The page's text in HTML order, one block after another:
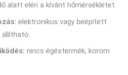
alatt eléri a kívánt hőmérsékletet.
elektronikus vagy beépített
állítható.
nincs égéstermék, korom